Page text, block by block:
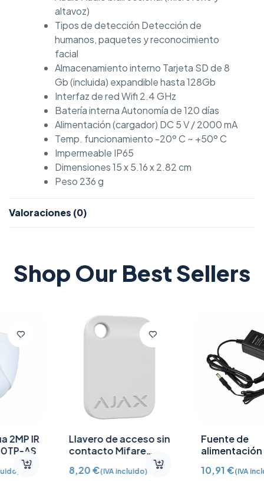
altavoz)
Tipos de detección Detección de
humanos, paquetes y reconocimiento
facial
Almacenamiento interno Tarjeta SD de 8
Gb (incluida) expandible hasta 128Gb
Interfaz de red Wifi 2.4 GHz
Batería interna Autonomía de 120 días
Alimentación (cargador) DC 5 V / 2000 mA
Temp. funcionamiento -20º C ~ +50º C
Impermeable IP65
Dimensiones 15 x 5.16 x 2.82 cm
Peso 236 g
Valoraciones (0)
Shop Our Best Sellers
Fuente de
alimentación 12V CC
/2A
10,91 (IVA incluido)
Contacto magnético
puerta/ventana con
Detector vibración e
inclinación AJ-
65,64 (IVA incluido)